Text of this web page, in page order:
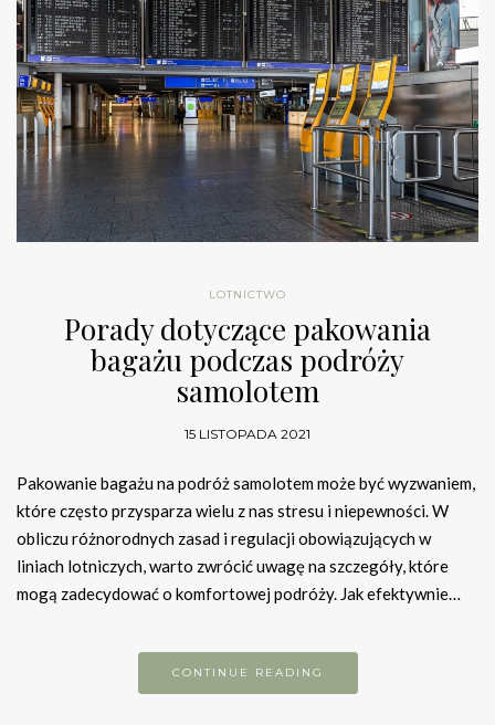
LOTNICTWO
Porady dotyczące pakowania
bagażu podczas podróży
samolotem
15 LISTOPADA 2021
Pakowanie bagażu na podróż samolotem może być wyzwaniem,
które często przysparza wielu z nas stresu i niepewności. W
obliczu różnorodnych zasad i regulacji obowiązujących w
liniach lotniczych, warto zwrócić uwagę na szczegóły, które
mogą zadecydować o komfortowej podróży. Jak efektywnie…
CONTINUE READING